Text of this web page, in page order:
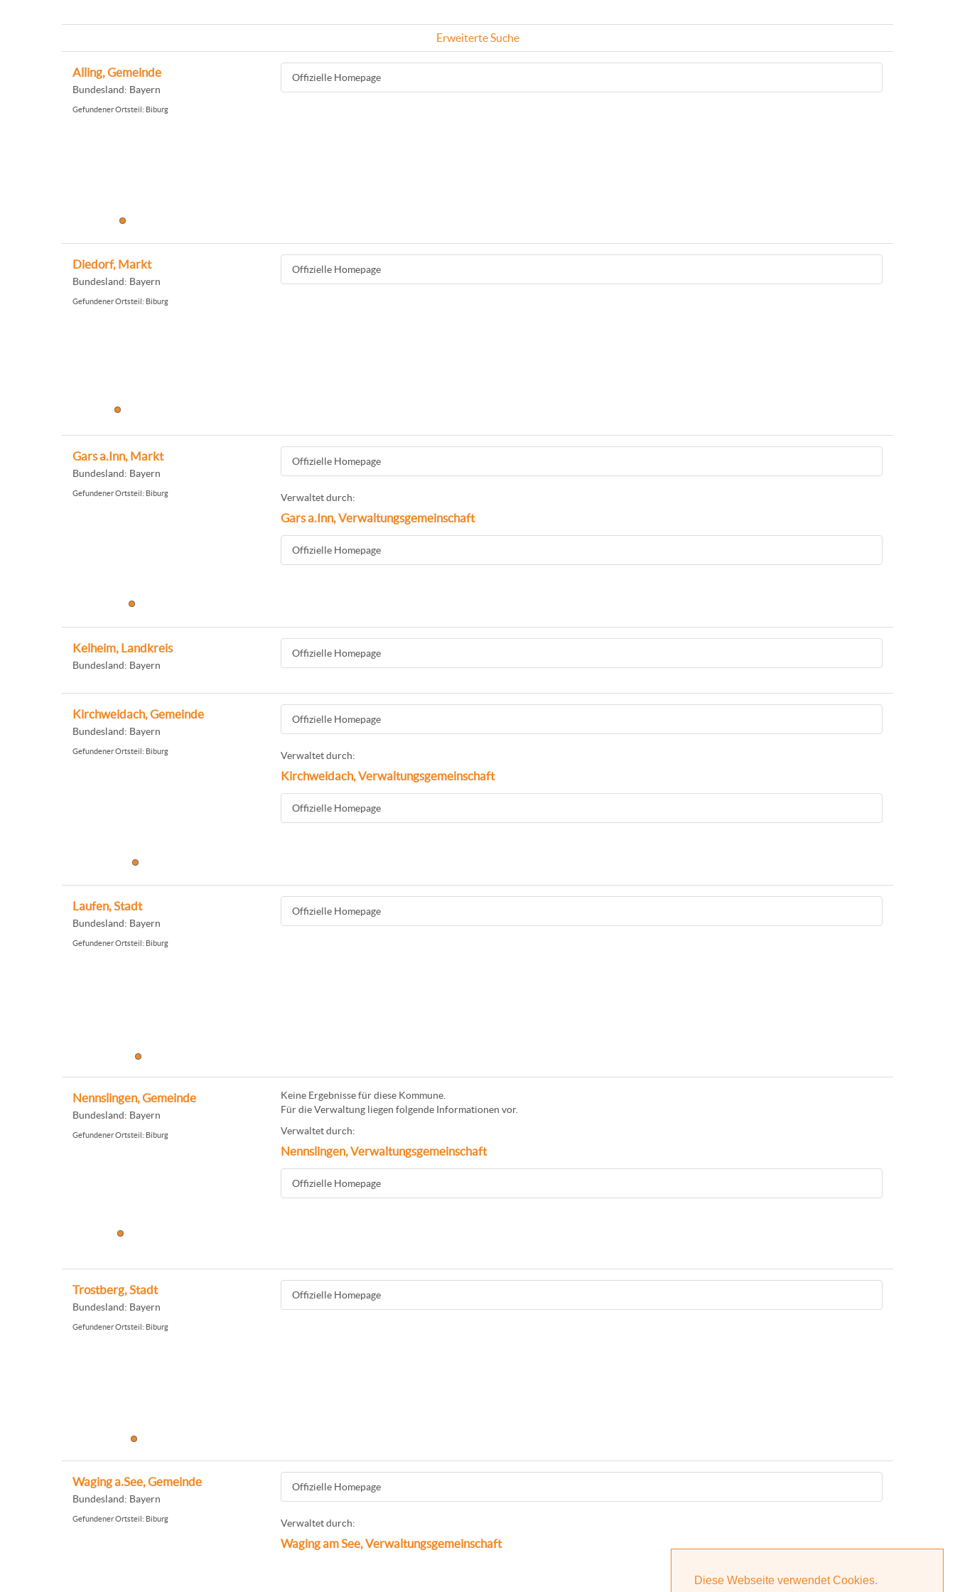
Diese Webseite verwendet Cookies.
Erweiterte Suche
Alling, Gemeinde
Bundesland: Bayern
Gefundener Ortsteil: Biburg
Offizielle Homepage
Diedorf, Markt
Bundesland: Bayern
Gefundener Ortsteil: Biburg
Offizielle Homepage
Gars a.Inn, Markt
Bundesland: Bayern
Gefundener Ortsteil: Biburg
Offizielle Homepage
Verwaltet durch:
Gars a.Inn, Verwaltungsgemeinschaft
Offizielle Homepage
Kelheim, Landkreis
Bundesland: Bayern
Offizielle Homepage
Kirchweidach, Gemeinde
Bundesland: Bayern
Gefundener Ortsteil: Biburg
Offizielle Homepage
Verwaltet durch:
Kirchweidach, Verwaltungsgemeinschaft
Offizielle Homepage
Laufen, Stadt
Bundesland: Bayern
Gefundener Ortsteil: Biburg
Offizielle Homepage
Nennslingen, Gemeinde
Bundesland: Bayern
Gefundener Ortsteil: Biburg
Keine Ergebnisse für diese Kommune.
Für die Verwaltung liegen folgende Informationen vor.
Verwaltet durch:
Nennslingen, Verwaltungsgemeinschaft
Offizielle Homepage
Trostberg, Stadt
Bundesland: Bayern
Gefundener Ortsteil: Biburg
Offizielle Homepage
Waging a.See, Gemeinde
Bundesland: Bayern
Gefundener Ortsteil: Biburg
Offizielle Homepage
Verwaltet durch:
Waging am See, Verwaltungsgemeinschaft